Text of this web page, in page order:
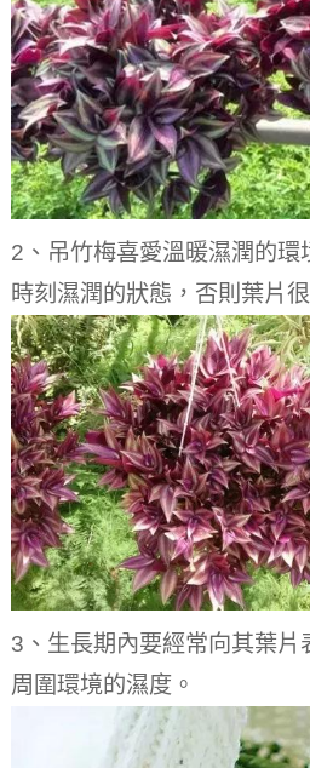
2、吊竹梅喜愛溫暖濕潤的
時刻濕潤的狀態，否則葉片
3、生長期內要經常向其葉
周圍環境的濕度。